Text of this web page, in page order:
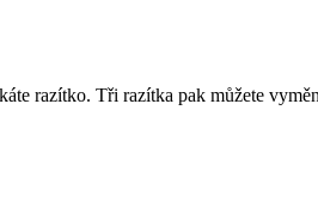
razítko. Tři razítka pak můžete